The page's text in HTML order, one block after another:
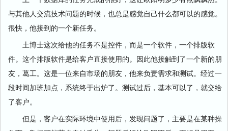
与其他人交流技术问题的时候，也总是感觉自己什么都可以的感觉。
很快，他接到的一个新任务。
土博士这次给他的任务不是控件，而是一个软件，一个排版软
件。这个排版软件是给客户直接使用的。因此他接触到了一个新的朋
友，葛工。这是一位来自市场的朋友，他来负责需求和测试。经过一
段时间加班加点，系统终于出炉了。测试过后，基本可以了，就交给
了客户。
但是，客户在实际环境中使用后，发现问题了，主要是在某种操